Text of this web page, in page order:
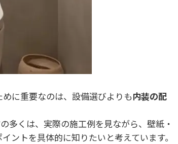
に重要なのは、設備選びよりも内装の配
多くは、実際の施工例を見ながら、壁紙・
ントを具体的に知りたいと考えています。